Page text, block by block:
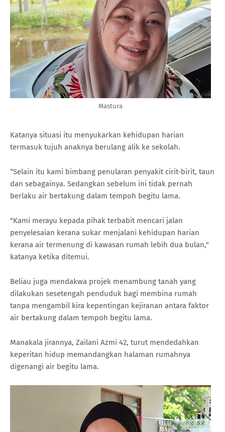
Mastura
Katanya situasi itu menyukarkan kehidupan harian
termasuk tujuh anaknya berulang alik ke sekolah.
“Selain itu kami bimbang penularan penyakit cirit-birit, taun
dan sebagainya. Sedangkan sebelum ini tidak pernah
berlaku air bertakung dalam tempoh begitu lama.
"Kami merayu kepada pihak terbabit mencari jalan
penyelesaian kerana sukar menjalani kehidupan harian
kerana air termenung di kawasan rumah lebih dua bulan,"
katanya ketika ditemui.
Beliau juga mendakwa projek menambung tanah yang
dilakukan sesetengah penduduk bagi membina rumah
tanpa mengambil kira kepentingan kejiranan antara faktor
air bertakung dalam tempoh begitu lama.
Manakala jirannya, Zailani Azmi 42, turut mendedahkan
keperitan hidup memandangkan halaman rumahnya
digenangi air begitu lama.